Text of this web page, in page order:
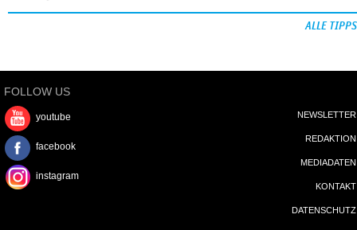
Crunchyroll: »The Drops of God«
Disney+: »Furious«